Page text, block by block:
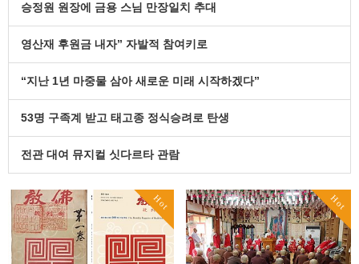
승정원 원장에 금용 스님 만장일치 추대
영산재 후원금 내자” 자발적 참여키로
“지난 1년 마중물 삼아 새로운 미래 시작하겠다”
53명 구족계 받고 태고종 정식승려로 탄생
전관 대여 뮤지컬 싯다르타 관람
Hot Hot